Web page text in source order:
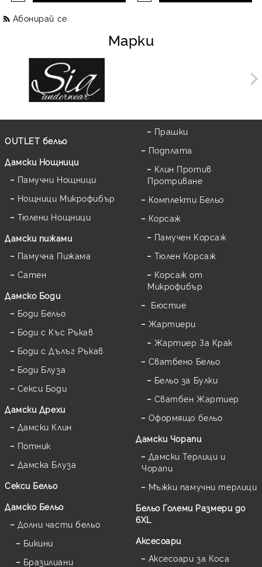
Абонирай се
Марки
OUTLET бельо
Дамски Нощници
Памучни Нощници
Нощници Микрофибър
Тюлени Нощници
Дамски пижами
Памучна Пижама
Сатен
Дамскo Боди
Боди Бельо
Боди с Къс Ръкав
Боди с Дълъг Ръкав
Боди Блуза
Секси Боди
Дамски Дрехи
Дамски Клин
Потник
Дамска Блуза
Секси Бельо
Дамско Бельо
Долни части бельо
Бикини
Бразилиани
Прашки
Подплата
Клин Против
Протриване
Комплекти Бельо
Корсаж
Памучен Корсаж
Тюлен Корсаж
Корсаж от
Микрофибър
Бюстие
Жартиери
Жартиер За Крак
Сватбено Бельо
Бельо за Булки
Сватбен Жартиер
Оформящо бельо
Дамски Чорапи
Дамски Терлици и
Чорапи
Мъжки памучни терлици
Бельо Големи Размери до
6XL
Аксесоари
Аксесоари за Коса